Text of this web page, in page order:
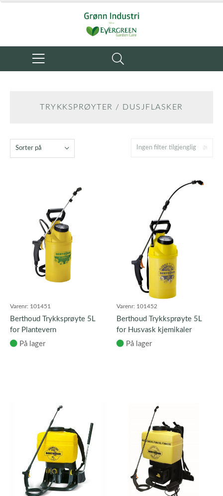
TRYKKSPRØYTER / DUSJFLASKER
Ingen filter tilgjenglig
Sorter på
Varenr: 101451
Berthoud Trykksprøyte 5L
for Plantevern
På lager
Varenr: 101452
Berthoud Trykksprøyte 5L
for Husvask kjemikaler
På lager